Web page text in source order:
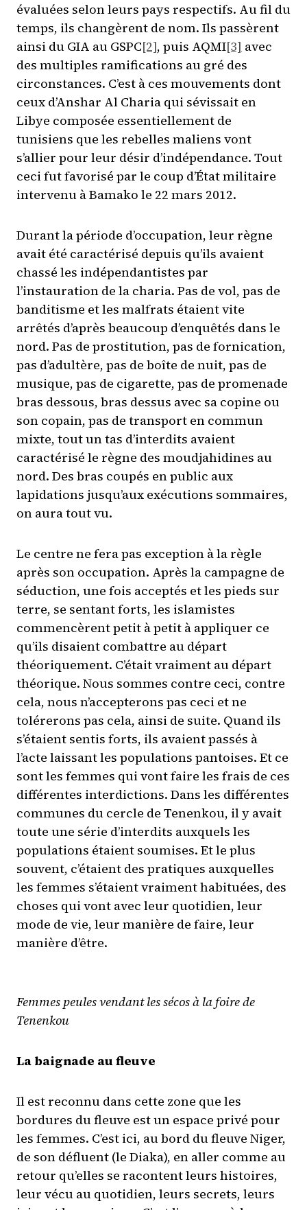
évaluées selon leurs pays respectifs. Au fil du
temps, ils changèrent de nom. Ils passèrent
ainsi du GIA au GSPC[2], puis AQMI[3] avec
des multiples ramifications au gré des
circonstances. C’est à ces mouvements dont
ceux d’Anshar Al Charia qui sévissait en
Libye composée essentiellement de
tunisiens que les rebelles maliens vont
s’allier pour leur désir d’indépendance. Tout
ceci fut favorisé par le coup d’État militaire
intervenu à Bamako le 22 mars 2012.
Durant la période d’occupation, leur règne
avait été caractérisé depuis qu’ils avaient
chassé les indépendantistes par
l’instauration de la charia. Pas de vol, pas de
banditisme et les malfrats étaient vite
arrêtés d’après beaucoup d’enquêtés dans le
nord. Pas de prostitution, pas de fornication,
pas d’adultère, pas de boîte de nuit, pas de
musique, pas de cigarette, pas de promenade
bras dessous, bras dessus avec sa copine ou
son copain, pas de transport en commun
mixte, tout un tas d’interdits avaient
caractérisé le règne des moudjahidines au
nord. Des bras coupés en public aux
lapidations jusqu’aux exécutions sommaires,
on aura tout vu.
Le centre ne fera pas exception à la règle
après son occupation. Après la campagne de
séduction, une fois acceptés et les pieds sur
terre, se sentant forts, les islamistes
commencèrent petit à petit à appliquer ce
qu’ils disaient combattre au départ
théoriquement. C’était vraiment au départ
théorique. Nous sommes contre ceci, contre
cela, nous n’accepterons pas ceci et ne
tolérerons pas cela, ainsi de suite. Quand ils
s’étaient sentis forts, ils avaient passés à
l’acte laissant les populations pantoises. Et ce
sont les femmes qui vont faire les frais de ces
différentes interdictions. Dans les différentes
communes du cercle de Tenenkou, il y avait
toute une série d’interdits auxquels les
populations étaient soumises. Et le plus
souvent, c’étaient des pratiques auxquelles
les femmes s’étaient vraiment habituées, des
choses qui vont avec leur quotidien, leur
mode de vie, leur manière de faire, leur
manière d’être.
Femmes peules vendant les sécos à la foire de
Tenenkou
La baignade au fleuve
Il est reconnu dans cette zone que les
bordures du fleuve est un espace privé pour
les femmes. C’est ici, au bord du fleuve Niger,
de son défluent (le Diaka), en aller comme au
retour qu’elles se racontent leurs histoires,
leur vécu au quotidien, leurs secrets, leurs